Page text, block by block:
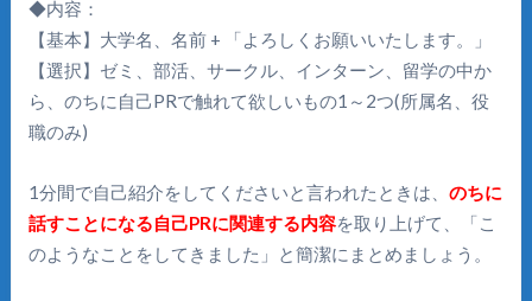
◆内容：
【基本】大学名、名前 + 「よろしくお願いいたします。」
【選択】ゼミ、部活、サークル、インターン、留学の中か
ら、のちに自己PRで触れて欲しいもの1～2つ(所属名、役
職のみ)
1分間で自己紹介をしてくださいと言われたときは、 のちに
話すことになる自己PRに関連する内容を取り上げて、「こ
のようなことをしてきました」と簡潔にまとめましょう。